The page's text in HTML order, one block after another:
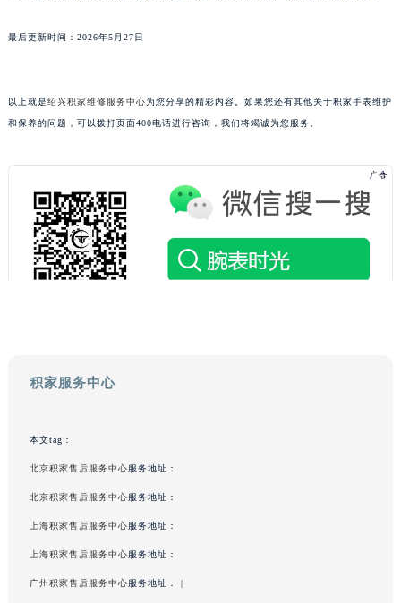
最后更新时间：2026年5月27日
以上就是绍兴积家维修服务中心为您分享的精彩内容。如果您还有其他关于积家手表维护
和保养的问题，可以拨打页面400电话进行咨询，我们将竭诚为您服务。
积家服务中心
本文tag：
北京积家售后服务中心服务地址：
北京积家售后服务中心服务地址：
上海积家售后服务中心服务地址：
上海积家售后服务中心服务地址：
广州积家售后服务中心服务地址： |